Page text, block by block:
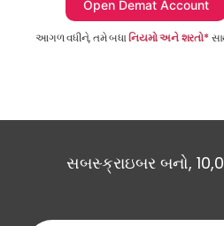
આગળ વધીને, તમે બધાનિયમો અને શરતો*
સબસ્ક્રાઇબર બનો,